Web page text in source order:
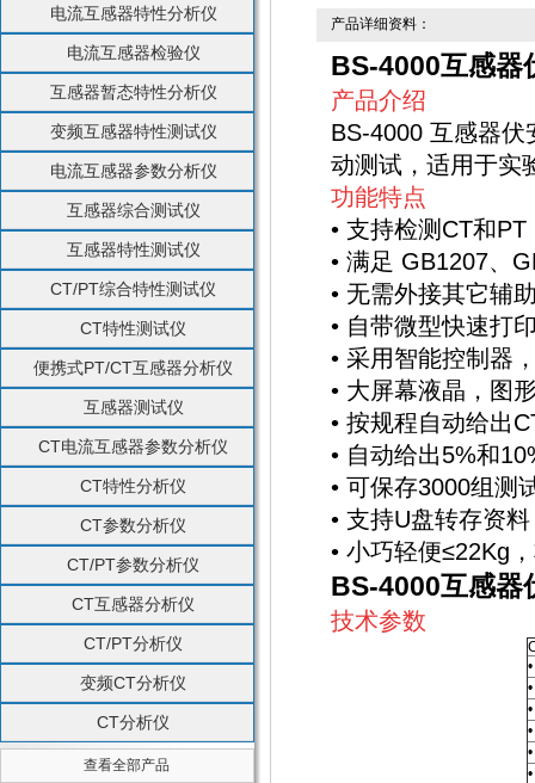
电流互感器特性分析仪
电流互感器检验仪
互感器暂态特性分析仪
变频互感器特性测试仪
电流互感器参数分析仪
互感器综合测试仪
互感器特性测试仪
CT/PT综合特性测试仪
CT特性测试仪
便携式PT/CT互感器分析仪
互感器测试仪
CT电流互感器参数分析仪
CT特性分析仪
CT参数分析仪
CT/PT参数分析仪
CT互感器分析仪
CT/PT分析仪
变频CT分析仪
CT分析仪
查看全部产品
产品详细资料：
BS-4000互感器
产品介绍
BS-4000 互感器
动测试，适用于实
功能特点
• 支持检测CT和PT
• 满足 GB1207、
• 无需外接其它辅
• 自带微型快速打
• 采用智能控制器
• 大屏幕液晶，图
• 按规程自动给出
• 自动给出5%和
• 可保存3000组测
• 支持U盘转存资
• 小巧轻便≤22Kg
BS-4000互感器
技术参数
•
•
•
•
•
•